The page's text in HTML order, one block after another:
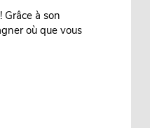
à son
où que vous